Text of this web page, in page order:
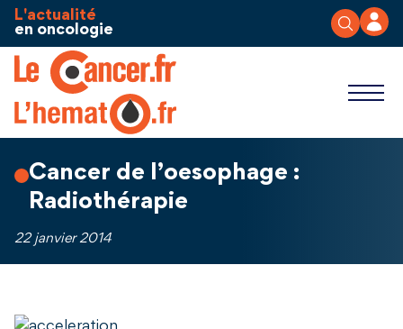
Aller au contenu
L'actualité
en oncologie
Cancer de l’oesophage :
Radiothérapie
22 janvier 2014
Panneau de gestion des cookies